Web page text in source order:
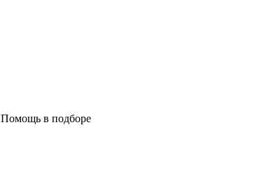
Помощь в подборе